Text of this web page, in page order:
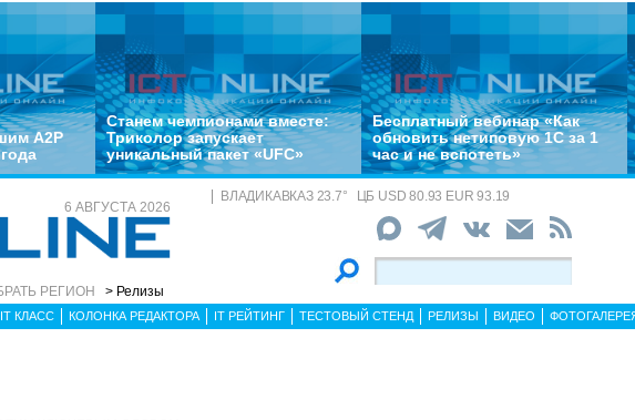
A2P
Станем чемпионами вместе:
Триколор запускает
уникальный пакет «UFC»
Бесплатный вебинар «Как
обновить нетиповую 1С за 1
час и не вспотеть»
6 АВГУСТА 2026
РЕГИОН > Релизы
ВЛАДИКАВКАЗ 23.7° ЦБ USD 80.93 EUR 93.19
IT КЛАСС КОЛОНКА РЕДАКТОРА IT РЕЙТИНГ ТЕСТОВЫЙ СТЕНД РЕЛИЗЫ ВИДЕО